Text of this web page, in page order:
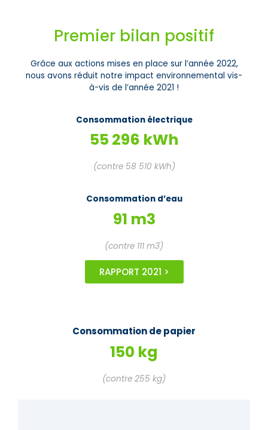
Premier bilan positif
Grâce aux actions mises en place sur l’année 2022,
nous avons réduit notre impact environnemental vis-
à-vis de l’année 2021 !
Consommation électrique
55 296 kWh
(contre 58 510 kWh)
Consommation d’eau
91 m3
(contre 111 m3)
RAPPORT 2021 >
Consommation de papier
150 kg
(contre 255 kg)